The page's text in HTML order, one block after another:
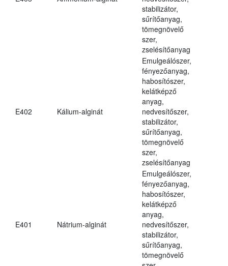
stabilizátor,
sűrítőanyag,
tömegnövelő
szer,
zselésítőanyag
E402 Kálium-alginát
Emulgeálószer,
fényezőanyag,
habosítószer,
kelátképző
anyag,
nedvesítőszer,
stabilizátor,
sűrítőanyag,
tömegnövelő
szer,
zselésítőanyag
E401 Nátrium-alginát
Emulgeálószer,
fényezőanyag,
habosítószer,
kelátképző
anyag,
nedvesítőszer,
stabilizátor,
sűrítőanyag,
tömegnövelő